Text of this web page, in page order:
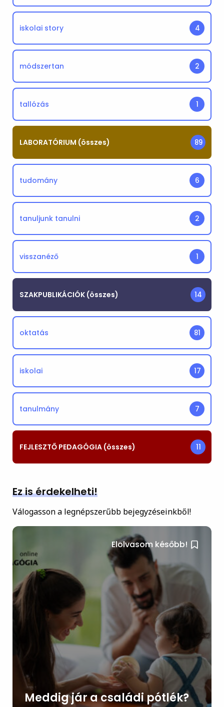
iskolai story 4
módszertan 2
tallózás 1
LABORATÓRIUM (összes) 89
tudomány 6
tanuljunk tanulni 2
visszanéző 1
SZAKPUBLIKÁCIÓK (összes) 14
oktatás 81
iskolai 17
tanulmány 7
FEJLESZTŐ PEDAGÓGIA (összes) 11
Ez is érdekelheti!
Válogasson a legnépszerűbb bejegyzéseinkből!
Elolvasom később!
Meddig jár a családi pótlék?